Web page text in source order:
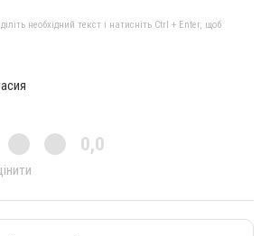
необхідний текст і натисніть Ctrl + Enter, щоб
0,0